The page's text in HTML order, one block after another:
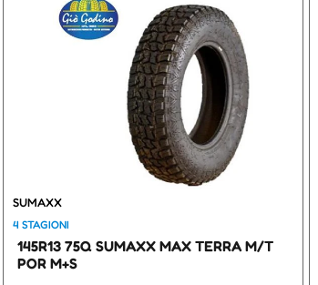
SUMAXX
4 STAGIONI
145R13 75Q SUMAXX MAX TERRA M/T
POR M+S